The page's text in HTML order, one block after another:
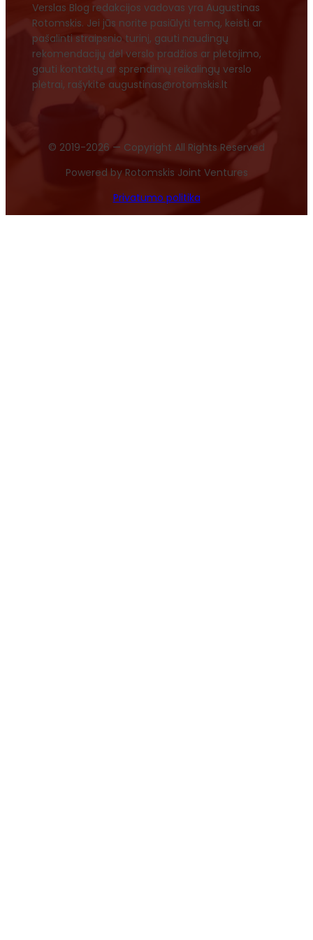
Verslas Blog redakcijos vadovas yra Augustinas
Rotomskis. Jei jūs norite pasiūlyti temą, keisti ar
pašalinti straipsnio turinį, gauti naudingų
rekomendacijų dėl verslo pradžios ar plėtojimo,
gauti kontaktų ar sprendimų reikalingų verslo
plėtrai, rašykite augustinas@rotomskis.lt
© 2019-2026 — Copyright All Rights Reserved
Powered by Rotomskis Joint Ventures
Privatumo politika